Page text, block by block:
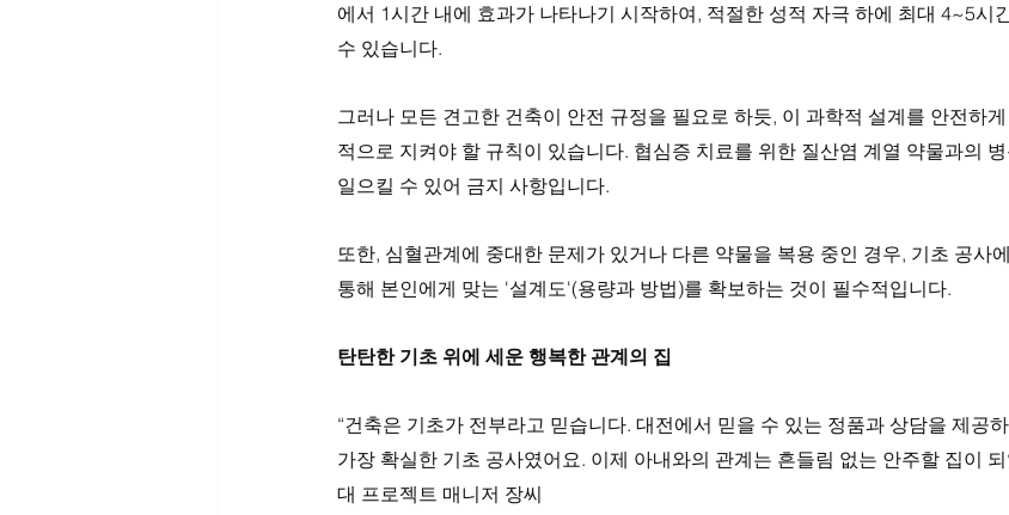
에서 1시간 내에 효과가 나타나기 시작하여, 적절한 성적 자극 하에 최대 4~5시
수 있습니다.
그러나 모든 견고한 건축이 안전 규정을 필요로 하듯, 이 과학적 설계를 안전하
적으로 지켜야 할 규칙이 있습니다. 협심증 치료를 위한 질산염 계열 약물과의
일으킬 수 있어 금지 사항입니다.
또한, 심혈관계에 중대한 문제가 있거나 다른 약물을 복용 중인 경우, 기초 공사
통해 본인에게 맞는 '설계도'(용량과 방법)를 확보하는 것이 필수적입니다.
탄탄한 기초 위에 세운 행복한 관계의 집
“건축은 기초가 전부라고 믿습니다. 대전에서 믿을 수 있는 정품과 상담을 제공
가장 확실한 기초 공사였어요. 이제 아내와의 관계는 흔들림 없는 안주할 집이
대 프로젝트 매니저 장씨